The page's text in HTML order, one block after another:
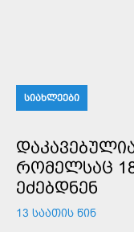
ᲡᲘᲐᲮᲚᲔᲔᲑᲘ
ᲠᲝᲛᲔᲚᲡᲐᲪ
ᲔᲫᲔᲑᲓᲜᲔᲜ
13 ᲡᲐᲐᲗᲘᲡ ᲬᲘᲜ